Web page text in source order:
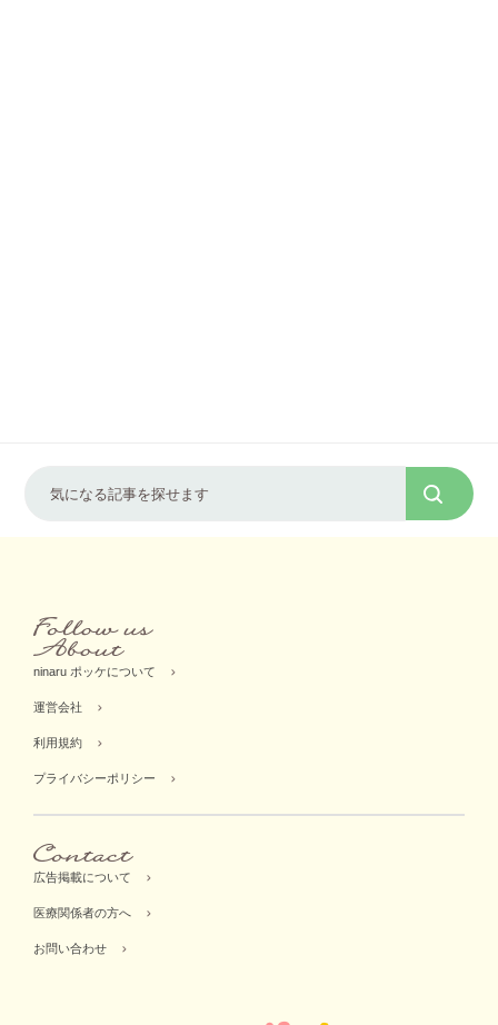
ninaru ポッケについて
運営会社
利用規約
プライバシーポリシー
広告掲載について
医療関係者の方へ
お問い合わせ